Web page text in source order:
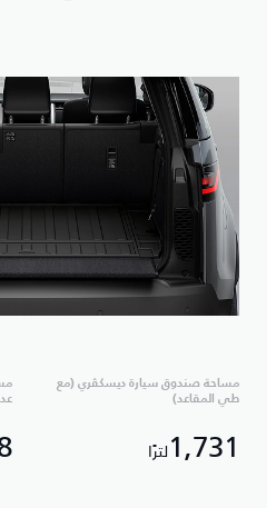
مساحة صندوق سيارة ديسكڤري (مع
طي المقاعد)
1,731لترًا